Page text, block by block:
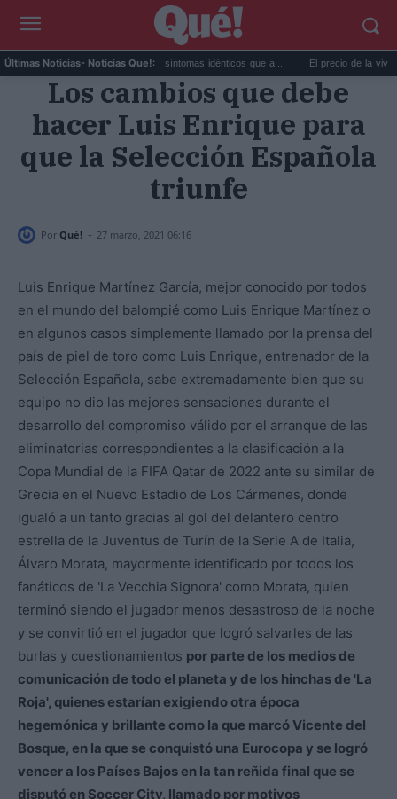
Últimas Noticias- Noticias Que!:
Calor extremo y ansiedad: síntomas idénticos que a... El precio de la vivienda en
Los cambios que debe
hacer Luis Enrique para
que la Selección Española
triunfe
Por Qué! - 27 marzo, 2021 06:16
Luis Enrique Martínez García, mejor conocido por todos
en el mundo del balompié como Luis Enrique Martínez o
en algunos casos simplemente llamado por la prensa del
país de piel de toro como Luis Enrique, entrenador de la
Selección Española, sabe extremadamente bien que su
equipo no dio las mejores sensaciones durante el
desarrollo del compromiso válido por el arranque de las
eliminatorias correspondientes a la clasificación a la
Copa Mundial de la FIFA Qatar de 2022 ante su similar de
Grecia en el Nuevo Estadio de Los Cármenes, donde
igualó a un tanto gracias al gol del delantero centro
estrella de la Juventus de Turín de la Serie A de Italia,
Álvaro Morata, mayormente identificado por todos los
fanáticos de 'La Vecchia Signora' como Morata, quien
terminó siendo el jugador menos desastroso de la noche
y se convirtió en el jugador que logró salvarles de las
burlas y cuestionamientos por parte de los medios de
comunicación de todo el planeta y de los hinchas de 'La
Roja', quienes estarían exigiendo otra época
hegemónica y brillante como la que marcó Vicente del
Bosque, en la que se conquistó una Eurocopa y se logró
vencer a los Países Bajos en la tan reñida final que se
disputó en Soccer City, llamado por motivos